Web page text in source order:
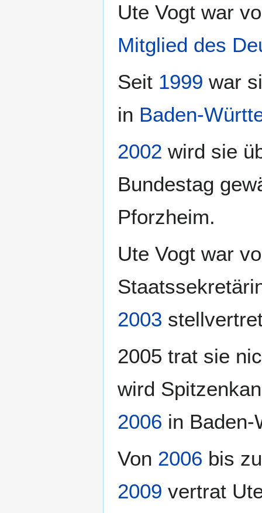
Ute Vogt war
Mitglied des
Seit 1999 war
in Baden-
2002 wird sie
Bundestag
Pforzheim.
Ute Vogt war
2003
2005 trat sie
wird
2006 in Baden-
Von 2006 bis
2009 vertrat